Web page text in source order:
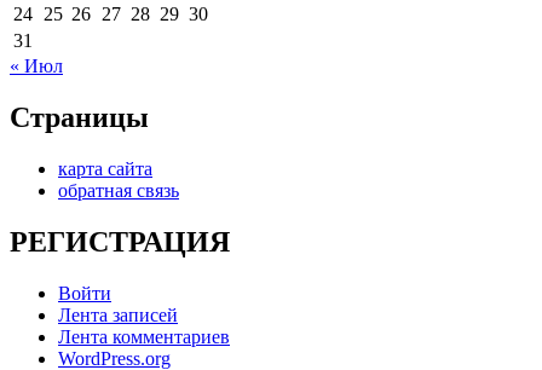
24 25 26 27 28 29 30
31
« Июл
Страницы
карта сайта
обратная связь
РЕГИСТРАЦИЯ
Войти
Лента записей
Лента комментариев
WordPress.org